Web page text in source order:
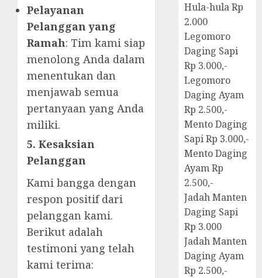
Pelayanan
Pelanggan yang
Ramah: Tim kami siap
menolong Anda dalam
menentukan dan
menjawab semua
pertanyaan yang Anda
miliki.
5. Kesaksian
Pelanggan
Kami bangga dengan
respon positif dari
pelanggan kami.
Berikut adalah
testimoni yang telah
kami terima:
Hula-hula Rp
2.000
Legomoro
Daging Sapi
Rp 3.000,-
Legomoro
Daging Ayam
Rp 2.500,-
Mento Daging
Sapi Rp 3.000,-
Mento Daging
Ayam Rp
2.500,-
Jadah Manten
Daging Sapi
Rp 3.000
Jadah Manten
Daging Ayam
Rp 2.500,-